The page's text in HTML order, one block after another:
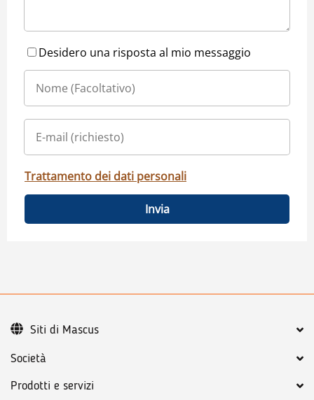
Desidero una risposta al mio messaggio
Trattamento dei dati personali
Invia
Società
Prodotti e servizi
Siti di Mascus